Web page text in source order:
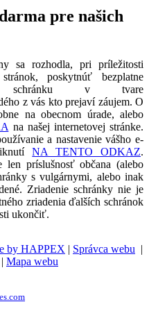
pre našich
sa rozhodla, pri príležitosti
poskytnúť bezplatne
schránku v tvare
z vás kto prejaví záujem. O
na obecnom úrade, alebo
na našej internetovej stránke.
a nastavenie vášho e-
NA TENTO ODKAZ.
len príslušnosť občana (alebo
s vulgárnymi, alebo inak
Zriadenie schránky nie je
zriadenia ďalších schránok
ukončiť.
by HAPPEX | Správca webu |
| Mapa webu